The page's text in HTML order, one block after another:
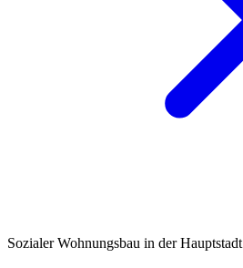
Sozialer Wohnungsbau in der Hauptstadt